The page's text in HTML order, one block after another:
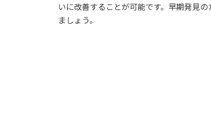
いに改善することが可能です。早期発見
ましょう。